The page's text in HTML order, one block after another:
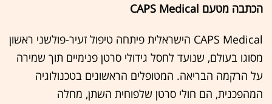
הכתבה מטעם CAPS Medical
CAPS Medical הישראלית פיתחה טיפול זעיר-פולשני ראשון
מסוגו בעולם, שנועד לחסל גידולי סרטן פנימיים תוך שמירה
על הרקמה הבריאה. המטופלים הראשונים בטכנולוגיה
המהפכנית, הם חולי סרטן שלפוחית השתן, מחלה